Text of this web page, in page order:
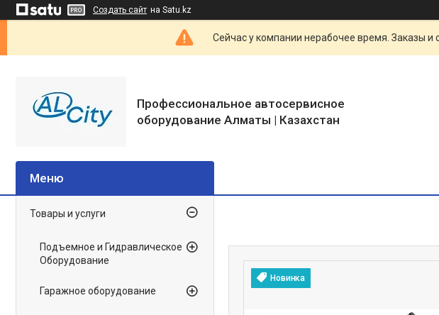
Создать сайт на Satu.kz
Сейчас у компании нерабочее время. Заказы
Профессиональное автосервисное
оборудование Алматы | Казахстан
Новинка
Товары и услуги
Подъемное и Гидравлическое
Оборудование
Гаражное оборудование